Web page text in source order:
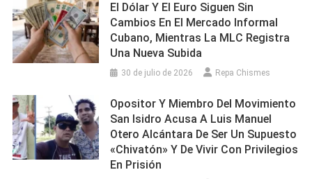
El Dólar Y El Euro Siguen Sin
Cambios En El Mercado Informal
Cubano, Mientras La MLC Registra
Una Nueva Subida
30 de julio de 2026 Repa Chismes
Opositor Y Miembro Del Movimiento
San Isidro Acusa A Luis Manuel
Otero Alcántara De Ser Un Supuesto
«chivatón» Y De Vivir Con Privilegios
En Prisión